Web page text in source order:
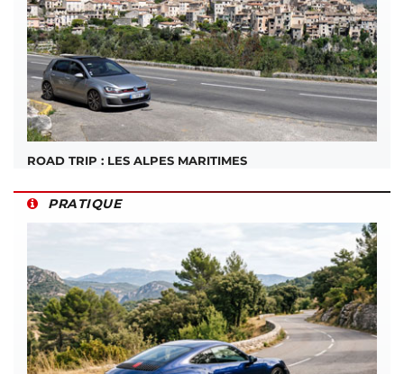
ROAD TRIP : LES ALPES MARITIMES
PRATIQUE